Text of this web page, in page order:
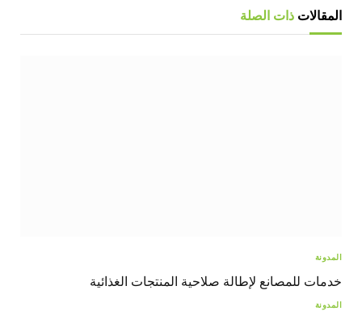
المقالات ذات الصلة
المدونة
خدمات للمصانع لإطالة صلاحية المنتجات الغذائية
المدونة